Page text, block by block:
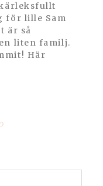
för lille Sam
är så
liten familj.
Här